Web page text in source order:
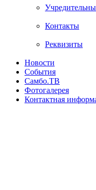
Контакты
Реквизиты
Новости
События
Самбо.ТВ
Фотогалерея
Контактная